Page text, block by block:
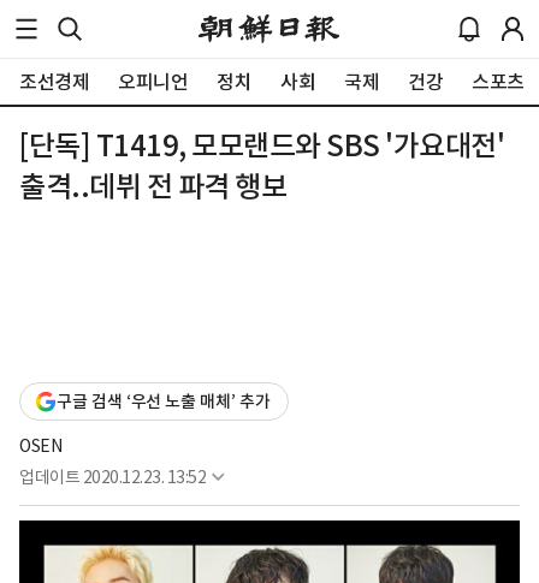
조선경제 오피니언 정치 사회 국제 건강 스포츠
[단독] T1419, 모모랜드와 SBS '가요대전'
출격..데뷔 전 파격 행보
구글 검색 ‘우선 노출 매체’ 추가
OSEN
업데이트 2020.12.23. 13:52